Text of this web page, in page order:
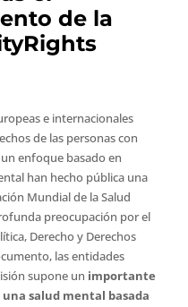
de la
e internacionales
de las personas con
enfoque basado en
han hecho pública una
Mundial de la Salud
preocupación por el
Derecho y Derechos
las entidades
supone un importante
salud mental basada